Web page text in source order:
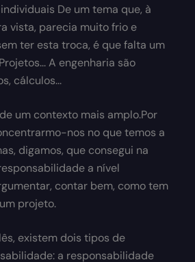
De um tema que, à
vista, parecia muito frio e
ter esta troca, é que falta um
A engenharia são
cálculos...
um contexto mais amplo.Por
nos no que temos a
digamos, que consegui na
a nível
contar bem, como tem
projeto.
existem dois tipos de
a responsabilidade